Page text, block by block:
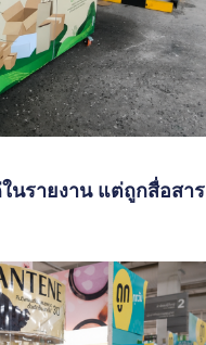
นรายงาน แต่ถูกสื่อสาร